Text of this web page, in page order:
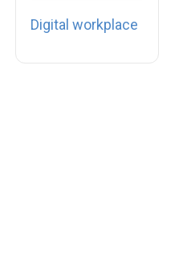
transformé leur
Digital workplace